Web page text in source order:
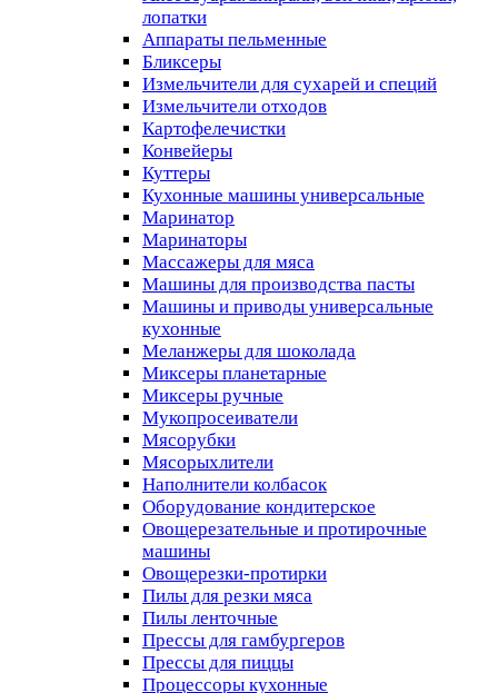
лопатки
Аппараты пельменные
Бликсеры
Измельчители для сухарей и специй
Измельчители отходов
Картофелечистки
Конвейеры
Куттеры
Кухонные машины универсальные
Маринатор
Маринаторы
Массажеры для мяса
Машины для производства пасты
Машины и приводы универсальные
кухонные
Меланжеры для шоколада
Миксеры планетарные
Миксеры ручные
Мукопросеиватели
Мясорубки
Мясорыхлители
Наполнители колбасок
Оборудование кондитерское
Овощерезательные и протирочные
машины
Овощерезки-протирки
Пилы для резки мяса
Пилы ленточные
Прессы для гамбургеров
Прессы для пиццы
Процессоры кухонные